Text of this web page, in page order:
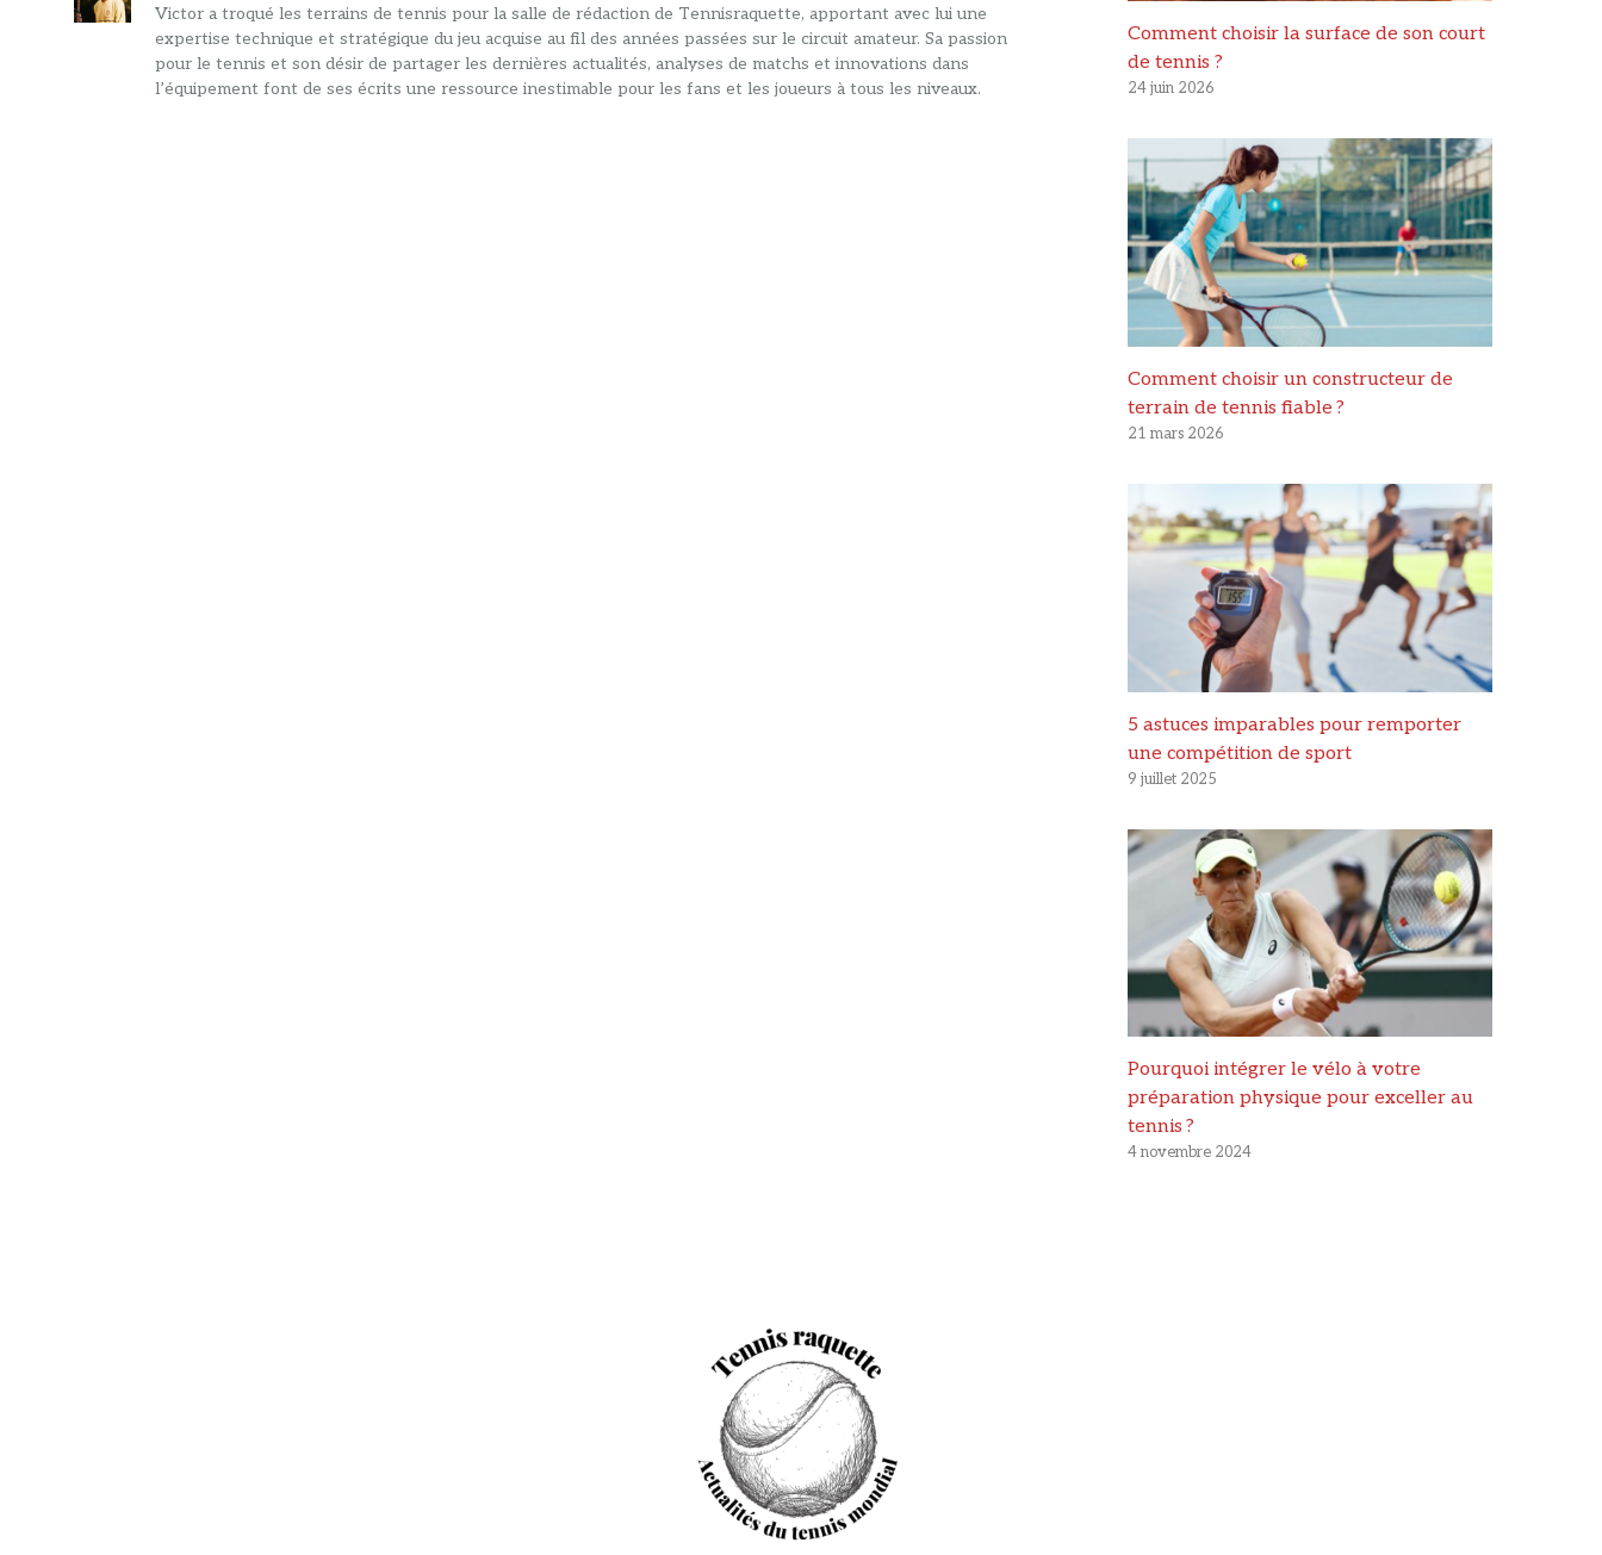
Victor a troqué les terrains de tennis pour la salle de rédaction de Tennisraquette, apportant avec lui une
expertise technique et stratégique du jeu acquise au fil des années passées sur le circuit amateur. Sa passion
pour le tennis et son désir de partager les dernières actualités, analyses de matchs et innovations dans
l’équipement font de ses écrits une ressource inestimable pour les fans et les joueurs à tous les niveaux.
Comment choisir la surface de son court
de tennis ?
24 juin 2026
Comment choisir un constructeur de
terrain de tennis fiable ?
21 mars 2026
5 astuces imparables pour remporter
une compétition de sport
9 juillet 2025
Pourquoi intégrer le vélo à votre
préparation physique pour exceller au
tennis ?
4 novembre 2024